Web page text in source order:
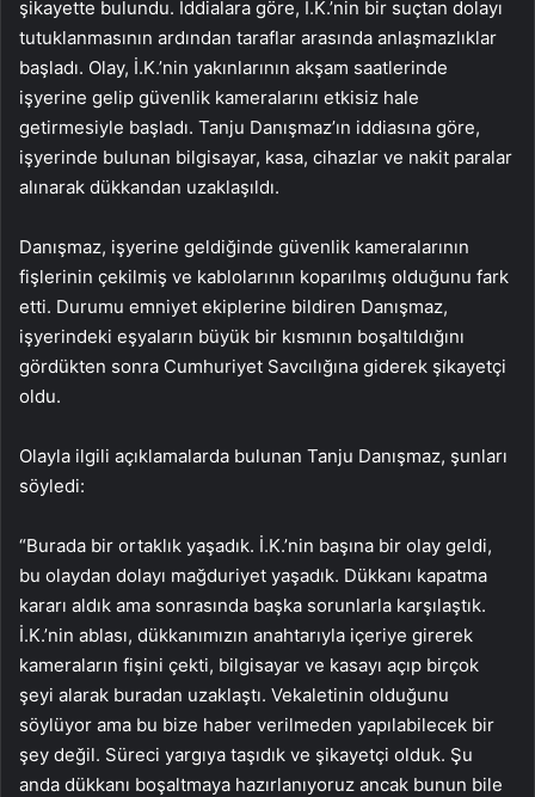
şikayette bulundu. İddialara göre, İ.K.’nin bir suçtan dolayı
tutuklanmasının ardından taraflar arasında anlaşmazlıklar
başladı. Olay, İ.K.’nin yakınlarının akşam saatlerinde
işyerine gelip güvenlik kameralarını etkisiz hale
getirmesiyle başladı. Tanju Danışmaz’ın iddiasına göre,
işyerinde bulunan bilgisayar, kasa, cihazlar ve nakit paralar
alınarak dükkandan uzaklaşıldı.
Danışmaz, işyerine geldiğinde güvenlik kameralarının
fişlerinin çekilmiş ve kablolarının koparılmış olduğunu fark
etti. Durumu emniyet ekiplerine bildiren Danışmaz,
işyerindeki eşyaların büyük bir kısmının boşaltıldığını
gördükten sonra Cumhuriyet Savcılığına giderek şikayetçi
oldu.
Olayla ilgili açıklamalarda bulunan Tanju Danışmaz, şunları
söyledi:
“Burada bir ortaklık yaşadık. İ.K.’nin başına bir olay geldi,
bu olaydan dolayı mağduriyet yaşadık. Dükkanı kapatma
kararı aldık ama sonrasında başka sorunlarla karşılaştık.
İ.K.’nin ablası, dükkanımızın anahtarıyla içeriye girerek
kameraların fişini çekti, bilgisayar ve kasayı açıp birçok
şeyi alarak buradan uzaklaştı. Vekaletinin olduğunu
söylüyor ama bu bize haber verilmeden yapılabilecek bir
şey değil. Süreci yargıya taşıdık ve şikayetçi olduk. Şu
anda dükkanı boşaltmaya hazırlanıyoruz ancak bunun bile